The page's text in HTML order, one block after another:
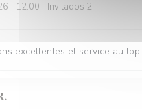
- 12:00 - Invitados 2
excellentes et service au top.